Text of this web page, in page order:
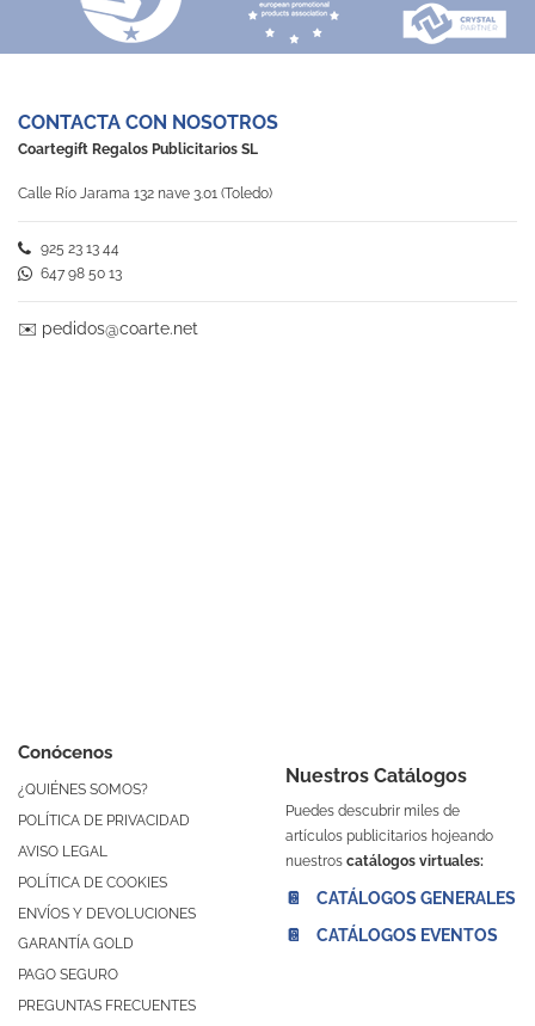
Conócenos
¿QUIÉNES SOMOS?
POLÍTICA DE PRIVACIDAD
AVISO LEGAL
POLÍTICA DE COOKIES
ENVÍOS Y DEVOLUCIONES
GARANTÍA GOLD
PAGO SEGURO
PREGUNTAS FRECUENTES
Nuestros Catálogos
Puedes descubrir miles de
artículos publicitarios hojeando
nuestros catálogos virtuales:
📔 CATÁLOGOS GENERALES
📔 CATÁLOGOS EVENTOS
CONTACTA CON NOSOTROS
Coartegift Regalos Publicitarios SL
Calle Río Jarama 132 nave 3.01 (Toledo)
925 23 13 44
647 98 50 13
✉️ pedidos@coarte.net